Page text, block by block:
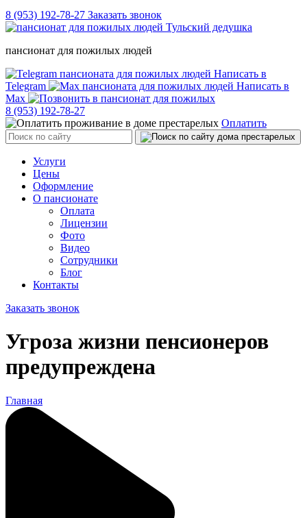
8 (953) 192-78-27 Заказать звонок
пансионат для пожилых людей
Написать в
Telegram
Написать в
Max
8 (953) 192-78-27
Оплатить
Услуги
Цены
Оформление
О пансионате
Оплата
Лицензии
Фото
Видео
Сотрудники
Блог
Контакты
Заказать звонок
Угроза жизни пенсионеров
предупреждена
Главная